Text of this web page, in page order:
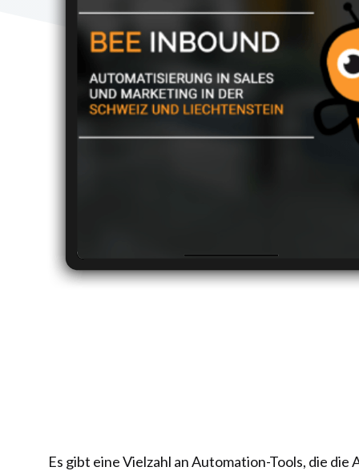
Es gibt eine Vielzahl an Automation-Tools, die die